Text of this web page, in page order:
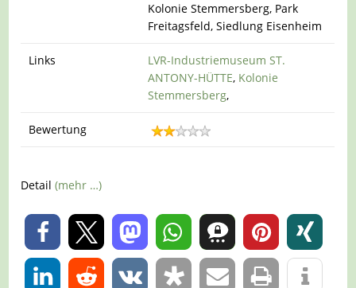
Kolonie Stemmersberg, Park
Freitagsfeld, Siedlung Eisenheim
Links
LVR-Industriemuseum ST.
ANTONY-HÜTTE, Kolonie
Stemmersberg,
Bewertung
Detail(mehr …)
0
0